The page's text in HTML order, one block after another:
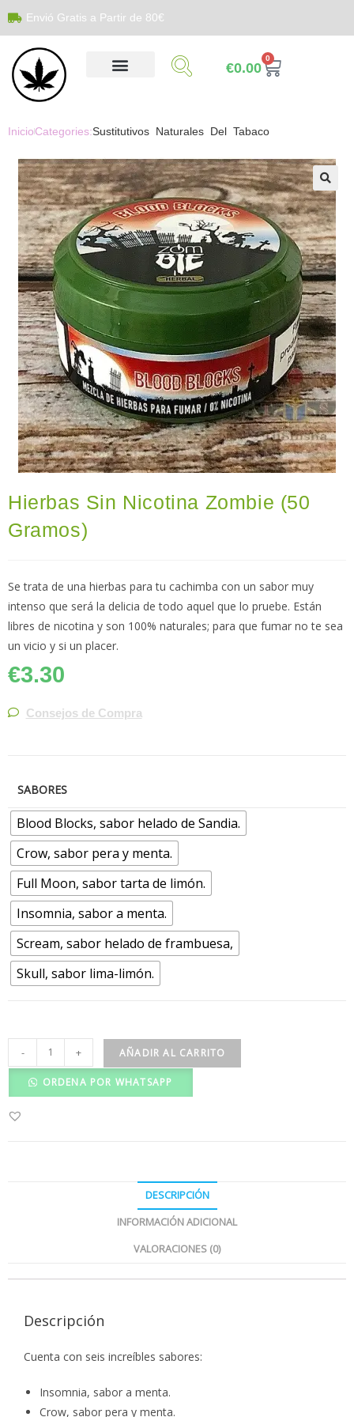
Envió Gratis a Partir de 80€
€0.00
0
InicioCategories:Sustitutivos Naturales Del Tabaco
Hierbas Sin Nicotina Zombie (50
Gramos)
Se trata de una hierbas para tu cachimba con un sabor muy
intenso que será la delicia de todo aquel que lo pruebe. Están
libres de nicotina y son 100% naturales; para que fumar no te sea
un vicio y si un placer.
€3.30
Consejos de Compra
SABORES
Blood Blocks, sabor helado de Sandia.
Crow, sabor pera y menta.
Full Moon, sabor tarta de limón.
Insomnia, sabor a menta.
Scream, sabor helado de frambuesa,
Skull, sabor lima-limón.
- + AÑADIR AL CARRITO
ORDENA POR WHATSAPP
DESCRIPCIÓN
INFORMACIÓN ADICIONAL
VALORACIONES (0)
Descripción
Cuenta con seis increíbles sabores:
Insomnia, sabor a menta.
Crow, sabor pera y menta.